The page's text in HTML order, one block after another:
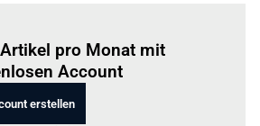
pro Monat mit
Account
erstellen